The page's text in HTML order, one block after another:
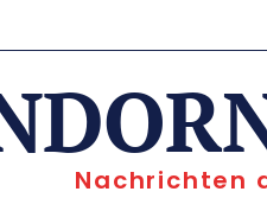
Nachrichten